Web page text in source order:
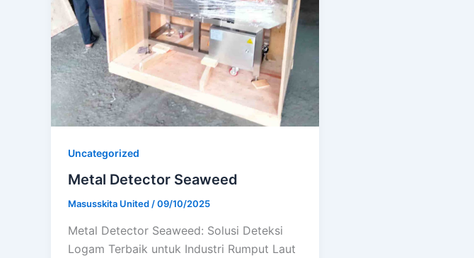
Uncategorized
Metal Detector Seaweed
Masusskita United/09/10/2025
Metal Detector Seaweed: Solusi Deteksi
Logam Terbaik untuk Industri Rumput Laut